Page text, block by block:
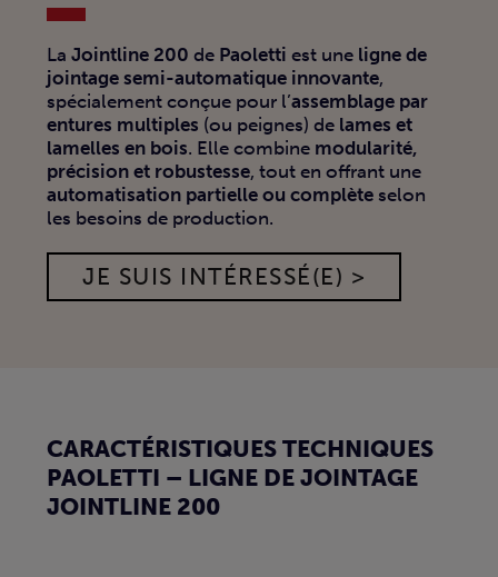
La Jointline 200 de Paoletti est une ligne de
jointage semi-automatique innovante,
spécialement conçue pour l’assemblage par
entures multiples (ou peignes) de lames et
lamelles en bois. Elle combine modularité,
précision et robustesse, tout en offrant une
automatisation partielle ou complète selon
les besoins de production.
JE SUIS INTÉRESSÉ(E) >
CARACTÉRISTIQUES TECHNIQUES
PAOLETTI – LIGNE DE JOINTAGE
JOINTLINE 200